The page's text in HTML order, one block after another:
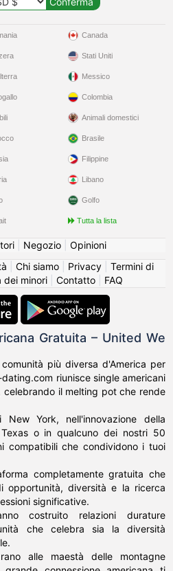
Canada
Stati Uniti
Messico
Colombia
Animali domestici
Brasile
Filippine
Libano
Golfo
Tutta la lista
| Negozio| Opinioni
Chi siamo| Privacy| Termini di
dei minori| Contatto| FAQ
Gratuita – United We
più diversa d'America per
riunisce single americani
il melting pot che rende
York, nell'innovazione della
o in qualcuno dei nostri 50
compatibili che condividono i tuoi
completamente gratuita che
opportunità, diversità e la ricerca
significative.
costruito relazioni durature
che celebra sia la diversità
alle maestà delle montagne